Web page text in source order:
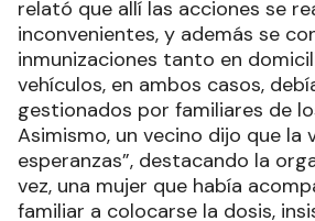
relató que allí las acciones se
inconvenientes, y además se
inmunizaciones tanto en
vehículos, en ambos casos,
gestionados por familiares de
Asimismo, un vecino dijo que la
esperanzas”, destacando la
vez, una mujer que había
familiar a colocarse la dosis,